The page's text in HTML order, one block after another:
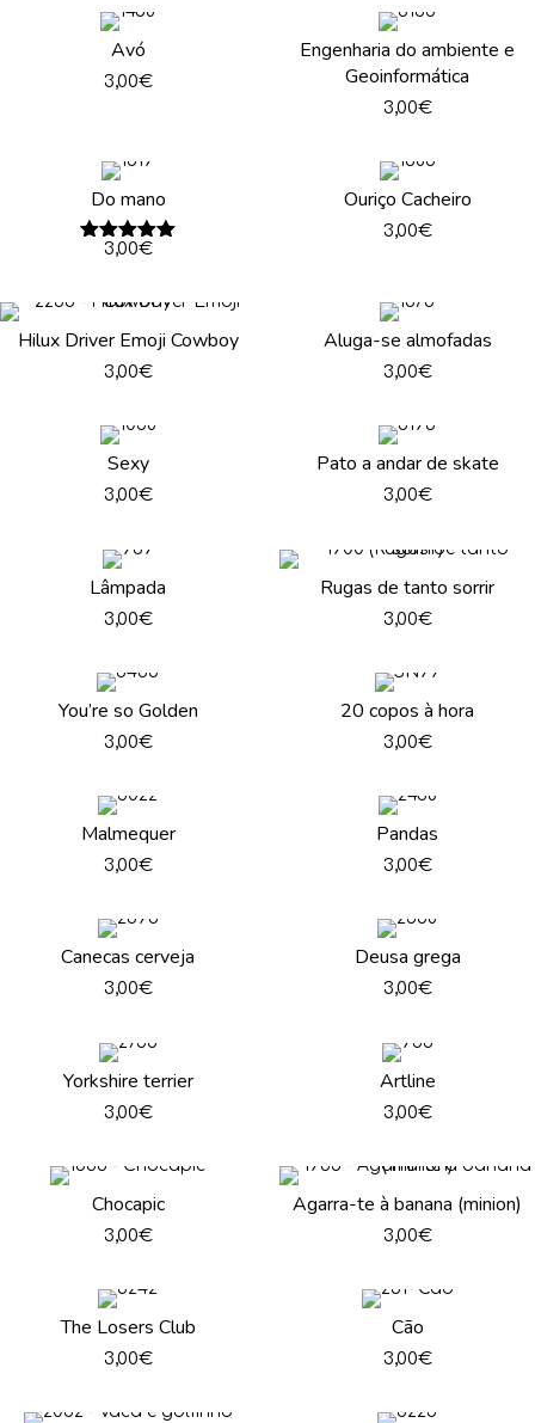
Avó
3,00€
Engenharia do ambiente e
Geoinformática
3,00€
Do mano
Avaliação
3,00€
Ouriço Cacheiro
3,00€
Hilux Driver Emoji Cowboy
3,00€
Aluga-se almofadas
3,00€
Sexy
3,00€
Pato a andar de skate
3,00€
Lâmpada
3,00€
Rugas de tanto sorrir
3,00€
You’re so Golden
3,00€
20 copos à hora
3,00€
Malmequer
3,00€
Pandas
3,00€
Canecas cerveja
3,00€
Deusa grega
3,00€
Yorkshire terrier
3,00€
Artline
3,00€
Chocapic
3,00€
Agarra-te à banana (minion)
3,00€
The Losers Club
3,00€
Cão
3,00€